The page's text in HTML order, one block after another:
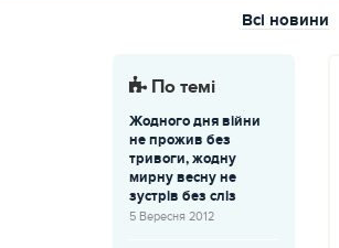
Всі новини
По темі
Жодного дня війни
не прожив без
тривоги, жодну
мирну весну не
зустрів без сліз
5 Вересня 2012